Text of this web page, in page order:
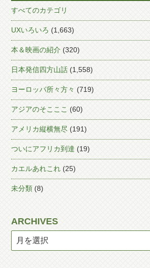
すべてのカテゴリ
UXいろいろ (1,663)
本＆映画の紹介 (320)
日本発信四方山話 (1,558)
ヨーロッパ所々方々 (719)
アジアのそこここ (60)
アメリカ縦横無尽 (191)
ついにアフリカ到達 (19)
カエルあれこれ (25)
未分類 (8)
ARCHIVES